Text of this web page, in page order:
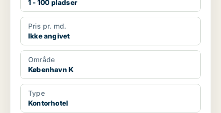
1 - 100 pladser
Pris pr. md.
Ikke angivet
Område
København K
Type
Kontorhotel